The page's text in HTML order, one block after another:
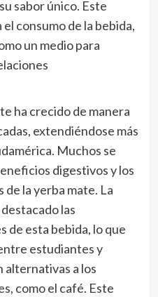
sabor único. Este
consumo de la bebida,
un medio para
ha crecido de manera
extendiéndose más
Muchos se
digestivos y los
la yerba mate. La
las
de esta bebida, lo que
estudiantes y
alternativas a los
como el café. Este